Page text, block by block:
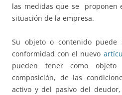
las medidas que se proponen
situación de la empresa.
Su objeto o contenido
conformidad con el nuevo
pueden tener como
composición, de las
activo y del pasivo del